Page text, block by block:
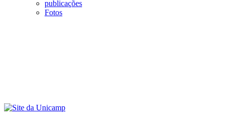
publicações
Fotos